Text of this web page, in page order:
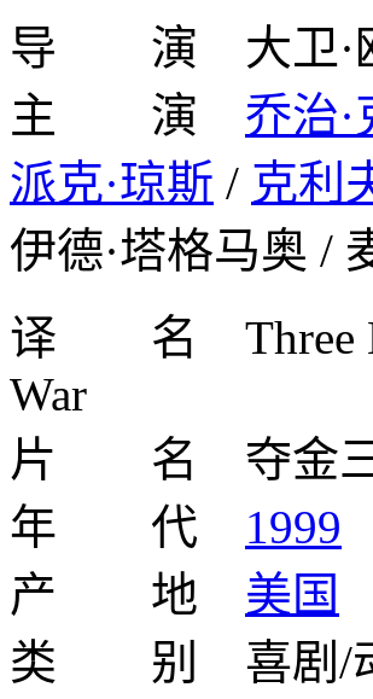
导 演 大卫·欧
主 演 乔治·
派克·琼斯 / 克利
伊德·塔格马奥 /
译 名 Three
War
片 名 夺金
年 代 1999
产 地 美国
类 别 喜剧/